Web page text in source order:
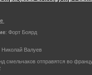
: Форт Боярд
Валуев
смельчаков отправятся во